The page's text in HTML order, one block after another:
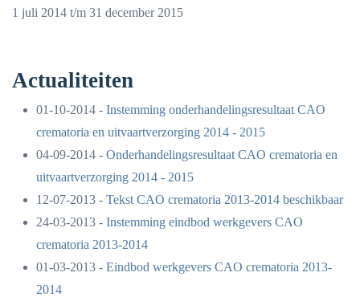
1 juli 2014 t/m 31 december 2015
Actualiteiten
01-10-2014 - Instemming onderhandelingsresultaat CAO
crematoria en uitvaartverzorging 2014 - 2015
04-09-2014 - Onderhandelingsresultaat CAO crematoria en
uitvaartverzorging 2014 - 2015
12-07-2013 - Tekst CAO crematoria 2013-2014 beschikbaar
24-03-2013 - Instemming eindbod werkgevers CAO
crematoria 2013-2014
01-03-2013 - Eindbod werkgevers CAO crematoria 2013-
2014